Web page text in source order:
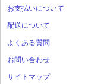
お支払いについて
配送について
よくある質問
お問い合わせ
サイトマップ